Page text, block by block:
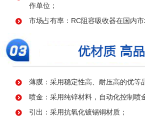
作单位；
市场占有率：RC阻容吸收器在国内市
薄膜：采用稳定性高、耐压高的优等
喷金：采用纯锌材料，自动化控制喷
引出：采用抗氧化镀锡铜材质；